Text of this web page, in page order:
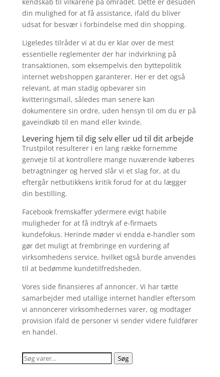
din mulighed for at få assistance, ifald du bliver
udsat for besvær i forbindelse med din shopping.
Ligeledes tilråder vi at du er klar over de mest
essentielle reglementer der har indvirkning på
transaktionen, som eksempelvis den byttepolitik
internet webshoppen garanterer. Her er det også
relevant, at man stadig opbevarer sin
kvitteringsmail, således man senere kan
dokumentere sin ordre, uden hensyn til om du er på
gaveindkøb til en mand eller kvinde.
Levering hjem til dig selv eller ud til dit arbejde
Trustpilot resulterer i en lang række fornemme
genveje til at kontrollere mange nuværende køberes
betragtninger og herved slår vi et slag for, at du
eftergår netbutikkens kritik forud for at du lægger
din bestilling.
Facebook fremskaffer ydermere evigt habile
muligheder for at få indtryk af e-firmaets
kundefokus. Herinde møder vi endda e-handler som
gør det muligt at frembringe en vurdering af
virksomhedens service, hvilket også burde anvendes
til at bedømme kundetilfredsheden.
Vores side finansieres af annoncer. Vi har tætte
samarbejder med utallige internet handler eftersom
vi annoncerer virksomhedernes varer, og modtager
provision ifald de personer vi sender videre fuldfører
en handel.
Søg
Søg